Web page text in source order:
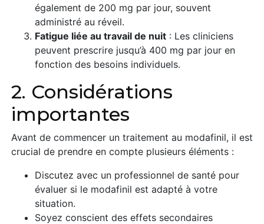
également de 200 mg par jour, souvent
administré au réveil.
Fatigue liée au travail de nuit : Les cliniciens
peuvent prescrire jusqu’à 400 mg par jour en
fonction des besoins individuels.
2. Considérations
importantes
Avant de commencer un traitement au modafinil, il est
crucial de prendre en compte plusieurs éléments :
Discutez avec un professionnel de santé pour
évaluer si le modafinil est adapté à votre
situation.
Soyez conscient des effets secondaires